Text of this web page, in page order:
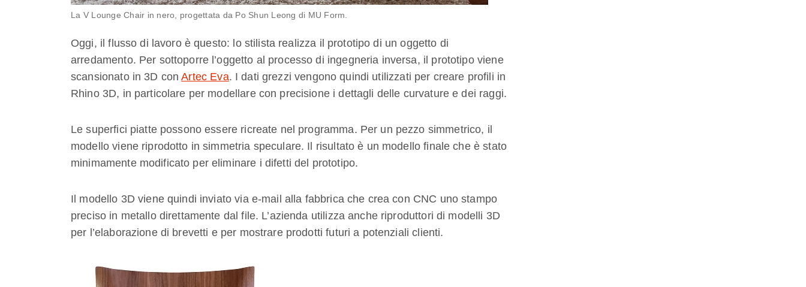
La V Lounge Chair in nero, progettata da Po Shun Leong di MU Form.
Oggi, il flusso di lavoro è questo: lo stilista realizza il prototipo di un oggetto di
arredamento. Per sottoporre l’oggetto al processo di ingegneria inversa, il prototipo viene
scansionato in 3D conArtec Eva. I dati grezzi vengono quindi utilizzati per creare profili in
Rhino 3D, in particolare per modellare con precisione i dettagli delle curvature e dei raggi.
Le superfici piatte possono essere ricreate nel programma. Per un pezzo simmetrico, il
modello viene riprodotto in simmetria speculare. Il risultato è un modello finale che è stato
minimamente modificato per eliminare i difetti del prototipo.
Il modello 3D viene quindi inviato via e-mail alla fabbrica che crea con CNC uno stampo
preciso in metallo direttamente dal file. L’azienda utilizza anche riproduttori di modelli 3D
per l’elaborazione di brevetti e per mostrare prodotti futuri a potenziali clienti.